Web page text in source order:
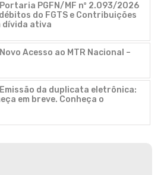
PGFN/MF nº 2.093/2026
do FGTS e Contribuições
dívida ativa
Acesso ao MTR Nacional –
da duplicata eletrônica:
em breve. Conheça o